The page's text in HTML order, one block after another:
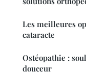
Les meilleures
cataracte
Ostéopathie :
douceur